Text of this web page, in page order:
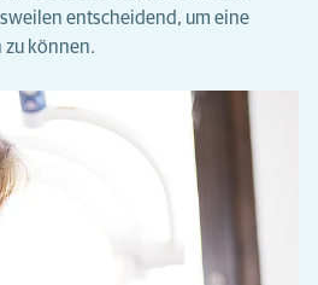
entscheidend, um eine
zu können.